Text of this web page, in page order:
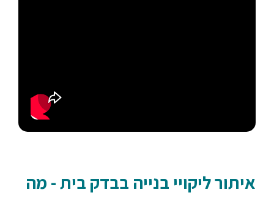
איתור ליקויי בנייה בבדק בית - מה